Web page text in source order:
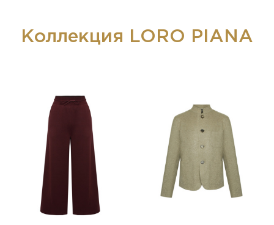
Коллекция LORO PIANA